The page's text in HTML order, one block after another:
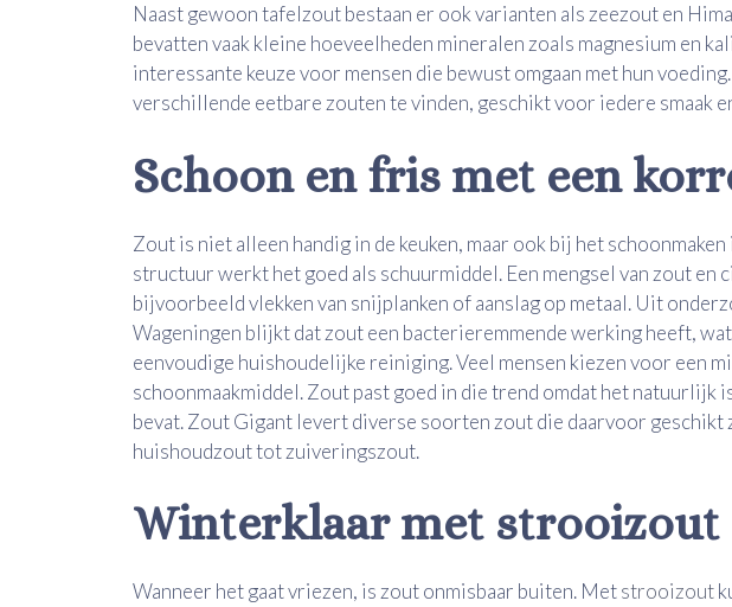
Naast gewoon tafelzout bestaan er ook varianten als zeezout en
bevatten vaak kleine hoeveelheden mineralen zoals magnesium en
interessante keuze voor mensen die bewust omgaan met hun
verschillende eetbare zouten te vinden, geschikt voor iedere smaak
Schoon en fris met een
Zout is niet alleen handig in de keuken, maar ook bij het
structuur werkt het goed als schuurmiddel. Een mengsel van zout
bijvoorbeeld vlekken van snijplanken of aanslag op metaal. Uit
Wageningen blijkt dat zout een bacterieremmende werking heeft,
eenvoudige huishoudelijke reiniging. Veel mensen kiezen voor een
schoonmaakmiddel. Zout past goed in die trend omdat het natuurlijk
bevat. Zout Gigant levert diverse soorten zout die daarvoor geschikt
huishoudzout tot zuiveringszout.
Winterklaar met strooizout
Wanneer het gaat vriezen, is zout onmisbaar buiten. Metstrooizout